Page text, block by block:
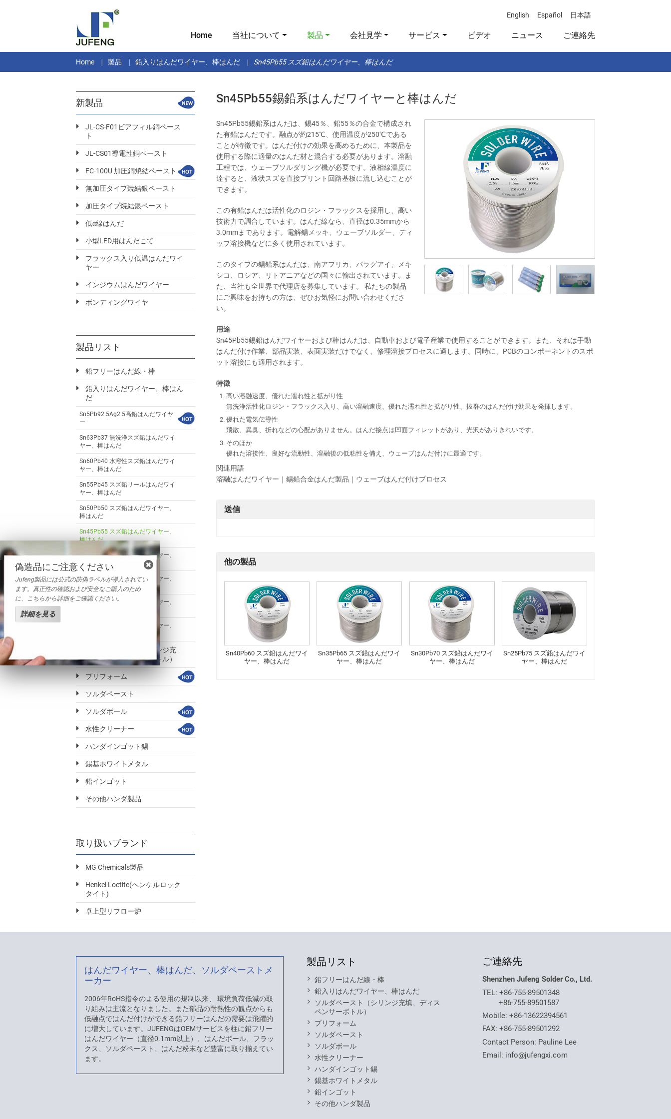
English Español 日本語
Home 当社について 製品 会社見学 サービス ビデオ ニュース ご連絡先
Home 製品 鉛入りはんだワイヤー、棒はんだ Sn45Pb55 スズ鉛はんだワイヤー、棒はんだ
Sn45Pb55錫鉛系はんだワイヤーと棒はんだ
Sn45Pb55錫鉛系はんだは、錫45％、鉛55％の合金で構成され
た有鉛はんだです。融点が約215℃、使用温度が250℃である
ことが特徴です。はんだ付けの効果を高めるために、本製品を
使用する際に適量のはんだ材と混合する必要があります。溶融
工程では、ウェーブソルダリング機が必要です。液相線温度に
達すると、液状スズを直接プリント回路基板に流し込むことが
できます。
この有鉛はんだは活性化のロジン・フラックスを採用し、高い
技術力で調合しています。はんだ線なら、直径は0.35mmから
3.0mmまであります。電解錫メッキ、ウェーブソルダー、ディ
ップ溶接機などに多く使用されています。
このタイプの錫鉛系はんだは、南アフリカ、パラグアイ、メキ
シコ、ロシア、リトアニアなどの国々に輸出されています。ま
た、当社も全世界で代理店を募集しています。 私たちの製品
にご興味をお持ちの方は、ぜひお気軽にお問い合わせくださ
い。
用途
Sn45Pb55錫鉛はんだワイヤーおよび棒はんだは、自動車および電子産業で使用することができます。また、それは手動
はんだ付け作業、部品実装、表面実装だけでなく、修理溶接プロセスに適します。同時に、PCBのコンポーネントのスポ
ット溶接にも適用されます。
特徴
高い溶融速度、優れた濡れ性と拡がり性
無洗浄活性化ロジン・フラックス入り、高い溶融速度、優れた濡れ性と拡がり性、抜群のはんだ付け効果を発揮します。
優れた電気伝導性
飛散、異臭、折れなどの心配がありません。はんだ接点は凹面フィレットがあり、光沢がありきれいです。
そのほか
優れた溶接性、良好な流動性、溶融後の低粘性を備え、ウェーブはんだ付けに最適です。
関連用語
溶融はんだワイヤー｜錫鉛合金はんだ製品｜ウェーブはんだ付けプロセス
送信
他の製品
Sn40Pb60 スズ鉛はんだワイ
ヤー、棒はんだ
Sn35Pb65 スズ鉛はんだワイ
ヤー、棒はんだ
Sn30Pb70 スズ鉛はんだワイ
ヤー、棒はんだ
Sn25Pb75 スズ鉛はんだワイ
ヤー、棒はんだ
新製品
JL-CS-F01ビアフィル銅ペース
ト
JL-CS01導電性銅ペースト
FC-100U 加圧銅焼結ペースト
無加圧タイプ焼結銀ペースト
加圧タイプ焼結銀ペースト
低α線はんだ
小型LED用はんだこて
フラックス入り低温はんだワイ
ヤー
インジウムはんだワイヤー
ボンディングワイヤ
製品リスト
鉛フリーはんだ線・棒
鉛入りはんだワイヤー、棒はん
だ
Sn5Pb92.5Ag2.5高鉛はんだワイヤ
ー
Sn63Pb37 無洗浄スズ鉛はんだワイ
ヤー、棒はんだ
Sn60Pb40 水溶性スズ鉛はんだワイ
ヤー、棒はんだ
Sn55Pb45 スズ鉛リールはんだワイ
ヤー、棒はんだ
Sn50Pb50 スズ鉛はんだワイヤー、
棒はんだ
Sn45Pb55 スズ鉛はんだワイヤー、
棒はんだ
Sn40Pb60 スズ鉛はんだワイヤー、
棒はんだ
Sn35Pb65 スズ鉛はんだワイヤー、
棒はんだ
Sn30Pb70 スズ鉛はんだワイヤー、
Sn25Pb75 スズ鉛はんだワイヤー、
ソルダペースト（シリンジ充
填、ディスペンサーボトル）
プリフォーム
ソルダペースト
ソルダボール
水性クリーナー
ハンダインゴット錫
錫基ホワイトメタル
鉛インゴット
その他ハンダ製品
取り扱いブランド
MG Chemicals製品
Henkel Loctite(ヘンケルロック
タイト)
卓上型リフロー炉
はんだワイヤー、棒はんだ、ソルダペーストメ
ーカー
2006年RoHS指令のよる使用の規制以来、 環境負荷低減の取
り組みは主流となりました。また部品の耐熱性の観点からも
低融点ではんだ付けができる鉛フリーはんだの需要は飛躍的
に増大しています。JUFENGはOEMサービスを柱に鉛フリー
はんだワイヤー（直径0.1mm以上）、はんだボール、フラッ
クス、ソルダペースト、はんだ粉末など豊富に取り揃えてい
ます。
製品リスト
鉛フリーはんだ線・棒
鉛入りはんだワイヤー、棒はんだ
ソルダペースト（シリンジ充填、ディス
ペンサーボトル）
プリフォーム
ソルダペースト
ソルダボール
水性クリーナー
ハンダインゴット錫
錫基ホワイトメタル
鉛インゴット
その他ハンダ製品
ご連絡先
Shenzhen Jufeng Solder Co., Ltd.
TEL:+86-755-89501348
+86-755-89501587
Mobile:+86-13622394561
FAX: +86-755-89501292
Contact Person: Pauline Lee
Email: info@jufengxi.com
偽造品にご注意ください
Jufeng製品には公式の防偽ラベルが導入されてい
ます。真正性の確認および安全なご購入のため
に、こちらから詳細をご確認ください。
詳細を見る